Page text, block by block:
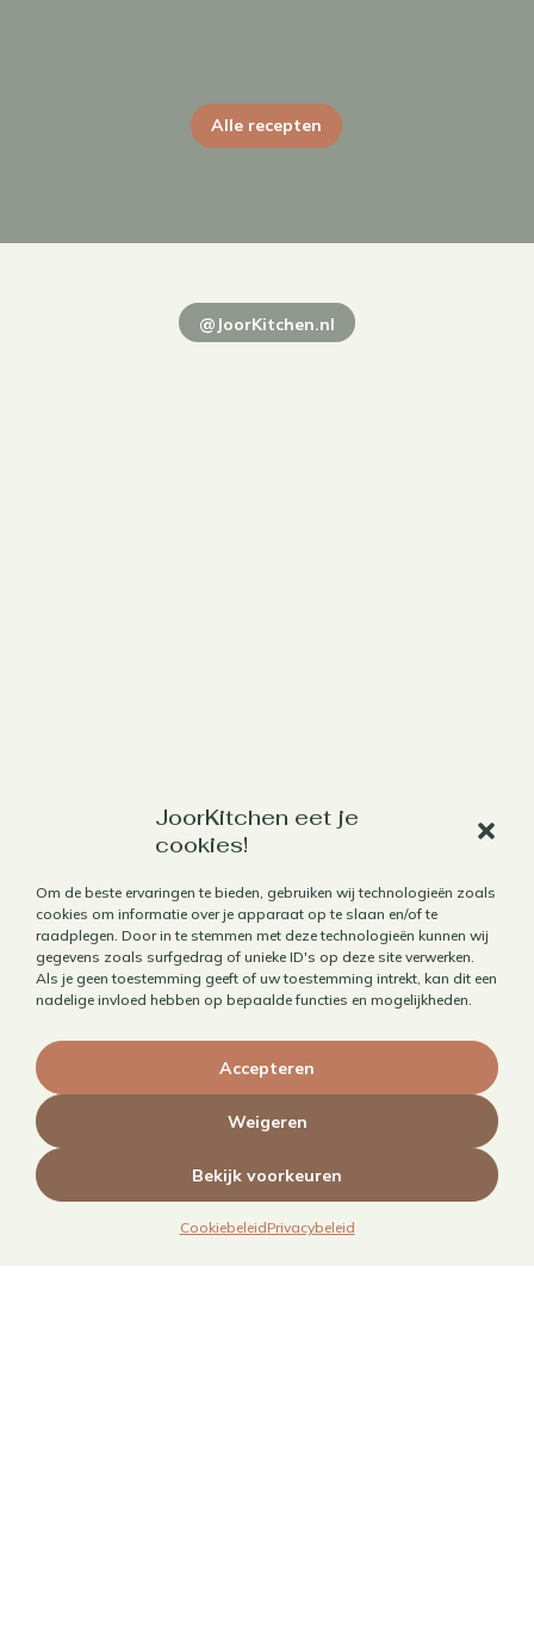
JoorKitchen eet je
cookies!
Om de beste ervaringen te bieden, gebruiken wij technologieën zoals
cookies om informatie over je apparaat op te slaan en/of te
raadplegen. Door in te stemmen met deze technologieën kunnen wij
gegevens zoals surfgedrag of unieke ID's op deze site verwerken.
Als je geen toestemming geeft of uw toestemming intrekt, kan dit een
nadelige invloed hebben op bepaalde functies en mogelijkheden.
Accepteren
Weigeren
Bekijk voorkeuren
CookiebeleidPrivacybeleid
Alle recepten
@JoorKitchen.nl
Werk met mij samen
Horecafotografie
Receptontwikkeling
Brandingfotografie voor foodies
MAIN – Contentjaarabonnement